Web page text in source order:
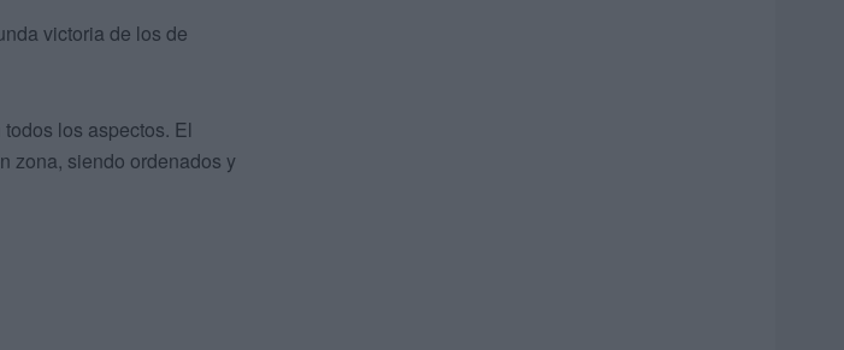
victoria de los de
los aspectos. El
zona, siendo ordenados y